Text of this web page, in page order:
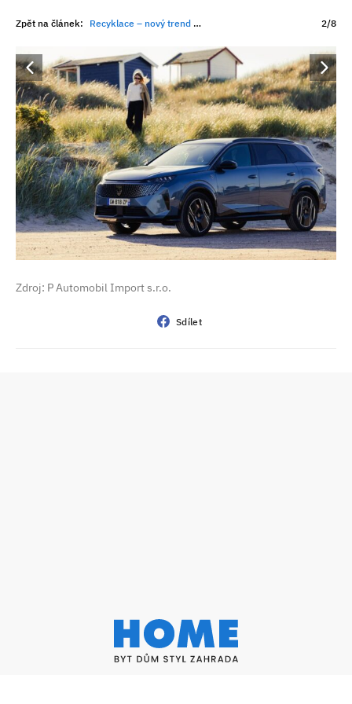
Zpět na článek: Recyklace – nový trend v domácnostech i automobilech 2/8
Zdroj: P Automobil Import s.r.o.
Sdílet